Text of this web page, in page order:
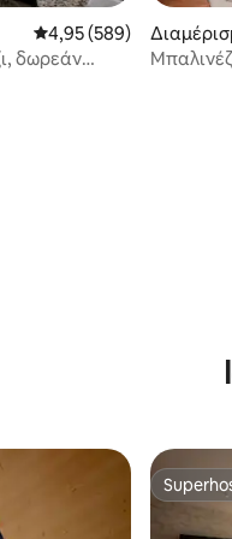
Μέση βαθμολογία: 4,95
4,95 (589)
δωρεάν